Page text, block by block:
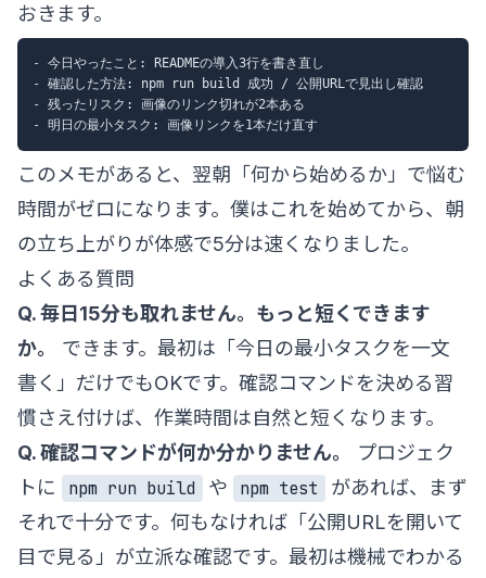
おきます。
-
-
-
-
このメモがあると、翌朝「何から始めるか」で悩む
時間がゼロになります。僕はこれを始めてから、朝
の立ち上がりが体感で5分は速くなりました。
よくある質問
Q. 毎日15分も取れません。もっと短くできます
か。
できます。最初は「今日の最小タスクを一文
書く」だけでもOKです。確認コマンドを決める習
慣さえ付けば、作業時間は自然と短くなります。
Q. 確認コマンドが何か分かりません。
プロジェク
トに
npm run build や npm test
があれば、まず
それで十分です。何もなければ「公開URLを開いて
目で見る」が立派な確認です。最初は機械でわかる